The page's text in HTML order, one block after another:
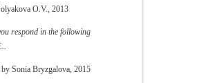
O.V., 2013
respond in the following
Sonia Bryzgalova, 2015